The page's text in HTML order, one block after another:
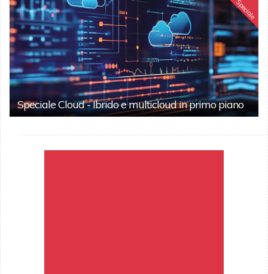
Speciale
Speciale Cloud - Ibrido e multicloud in primo piano